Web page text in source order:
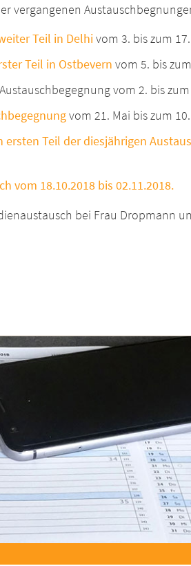
vergangenen
Teil in Delhivom 3. bis zum
Teil in Ostbevern vom 5. bis
vom 2. bis
vom 21. Mai bis zum
Teil der diesjährigen
vom 18.10.2018 bis 02.11.2018.
bei Frau Dropmann